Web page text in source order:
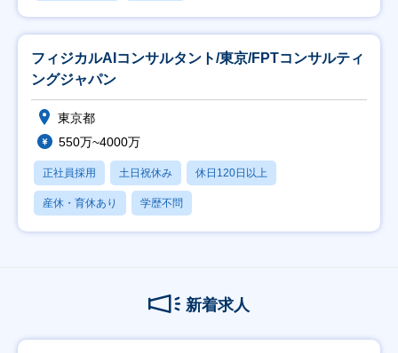
フィジカルAIコンサルタント/東京/FPTコンサルティ
ングジャパン
東京都
550万~4000万
正社員採用 土日祝休み 休日120日以上
産休・育休あり 学歴不問
新着求人